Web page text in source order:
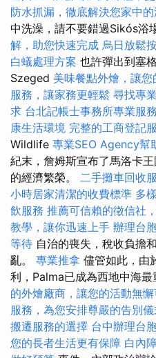
防水抓漏，徹底解決您家中
中洗澡，請不要錯過Sikós浴
解，助您快速完成 烏日放鬆
白蟻處理方案 也許彈出到塞
Szeged 美味餐點外燴，讓
服務，讓家務更輕鬆 尋找專
求 台北記帳士事務所專業服務
康生活環境 完整的工商登記
Wildlife 專業SEO Agency幫
紀末，詹姆斯宣布了馬洛卡
的經濟繁榮。 二手攤車回收
小時居家清潔的收費標準 多
飲服務 推薦可信賴的徵信社
教學，讓你迅速上手 辦理台
等待 自治的喪失，稅收負擔
亂。 專業推拿 儘管如此，由
利，Palma已成為西地中海最
的外燴廠商，讓您的活動無
服務，為您安排尊嚴的告別
搬遷服務的選擇 台中辦理台
您的長者生活更有保障 白內